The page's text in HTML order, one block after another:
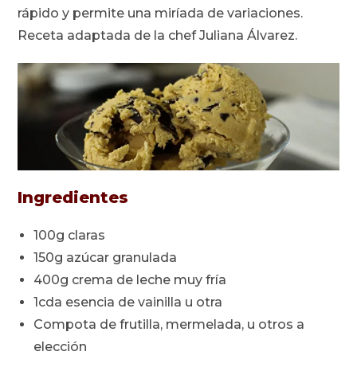
rápido y permite una miríada de variaciones.
Receta adaptada de la chef Juliana Álvarez.
Ingredientes
100g claras
150g azúcar granulada
400g crema de leche muy fría
1cda esencia de vainilla u otra
Compota de frutilla, mermelada, u otros a
elección